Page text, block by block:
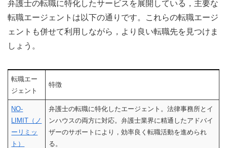
弁護士の転職に特化したサービスを展開している，主要な
転職エージェントは以下の通りです。これらの転職エージ
ェントも併せて利用しながら，より良い転職先を見つけま
しょう。
転職エー
ジェント
特徴
NO-
LIMIT（ノ
ーリミッ
ト）
弁護士の転職に特化したエージェント。法律事務所とイ
ンハウスの両方に対応。弁護士業界に精通したアドバイ
ザーのサポートにより，効率良く転職活動を進められ
る。